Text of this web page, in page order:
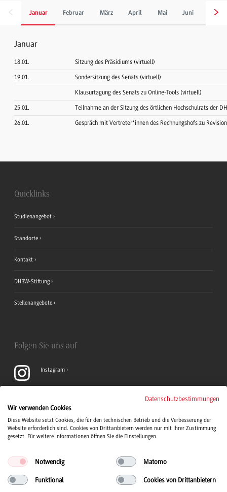
Januar Februar März April Mai Juni Juli
Januar
18.01. Sitzung des Präsidiums (virtuell)
19.01. Sondersitzung des Senats (virtuell)
Klausurtagung des Senats zu Online-Tools (virtuell)
25.01. Teilnahme an der Sitzung des örtlichen Hochschulrats der
26.01. Gespräch mit Vertreter*innen des Rechnungshofs zu
Quicklinks
Studienangebot
Standorte
Kontakt
DHBW-Stiftung
Stellenangebote
Folgen Sie uns auf
Instagram
LinkedIn
Datenschutzbestimmungen
Wir verwenden Cookies
Diese Website setzt Cookies, die für den technischen Betrieb und die Verbesserung der
Website erforderlich sind. Cookies von Drittanbietern werden nur mit Ihrer Zustimmung
gesetzt. Für weitere Informationen öffnen Sie die Einstellungen.
Notwendig Matomo
Funktional Cookies von Drittanbietern